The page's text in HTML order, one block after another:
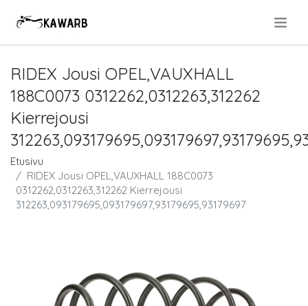
RIDEX Jousi OPEL,VAUXHALL
188C0073 0312262,0312263,312262
Kierrejousi
Etusivu
RIDEX Jousi OPEL,VAUXHALL 188C0073
0312262,0312263,312262 Kierrejousi
312263,093179695,093179697,93179695,93179697